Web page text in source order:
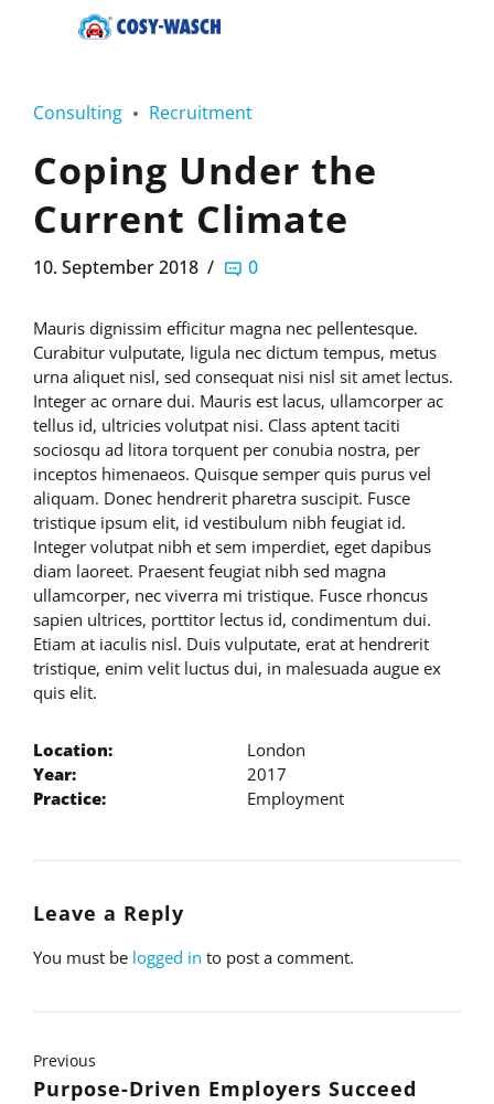
Consulting Recruitment
Coping Under the
Current Climate
10. September 2018 0
Mauris dignissim efficitur magna nec pellentesque.
Curabitur vulputate, ligula nec dictum tempus, metus
urna aliquet nisl, sed consequat nisi nisl sit amet lectus.
Integer ac ornare dui. Mauris est lacus, ullamcorper ac
tellus id, ultricies volutpat nisi. Class aptent taciti
sociosqu ad litora torquent per conubia nostra, per
inceptos himenaeos. Quisque semper quis purus vel
aliquam. Donec hendrerit pharetra suscipit. Fusce
tristique ipsum elit, id vestibulum nibh feugiat id.
Integer volutpat nibh et sem imperdiet, eget dapibus
diam laoreet. Praesent feugiat nibh sed magna
ullamcorper, nec viverra mi tristique. Fusce rhoncus
sapien ultrices, porttitor lectus id, condimentum dui.
Etiam at iaculis nisl. Duis vulputate, erat at hendrerit
tristique, enim velit luctus dui, in malesuada augue ex
quis elit.
Location:
London
Year:
2017
Practice:
Employment
Leave a Reply
You must be logged in to post a comment.
Previous
Purpose-Driven Employers Succeed